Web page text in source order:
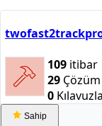
109 itibar
29 Çözüm
0
Sahip